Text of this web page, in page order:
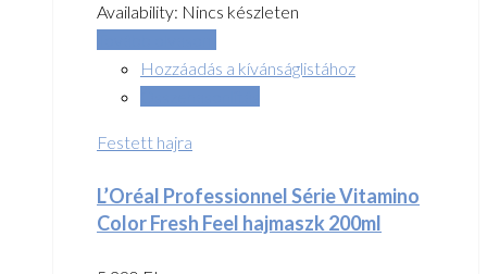
Availability: Nincs készleten
Hozzáadás a kívánságlistához
Festett hajra
L’Oréal Professionnel Série Vitamino
Color Fresh Feel hajmaszk 200ml